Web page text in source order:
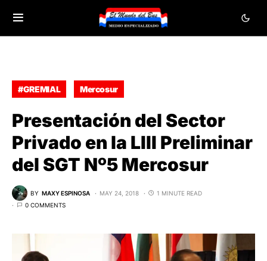
#GREMIAL Mercosur
Presentación del Sector
Privado en la LIII Preliminar
del SGT Nº5 Mercosur
BY MAXY ESPINOSA MAY 24, 2018
1 MINUTE READ
0 COMMENTS